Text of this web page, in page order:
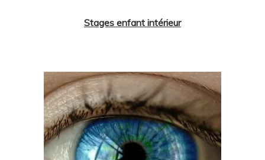
Stages enfant intérieur